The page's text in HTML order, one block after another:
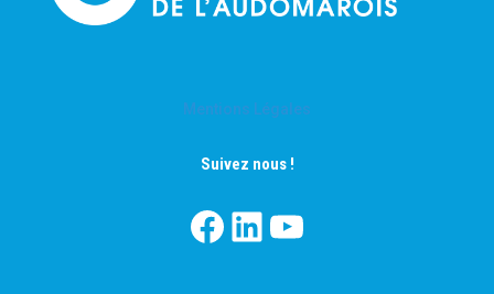
Mentions Légales
Suivez nous !
Facebook LinkedIn YouTube